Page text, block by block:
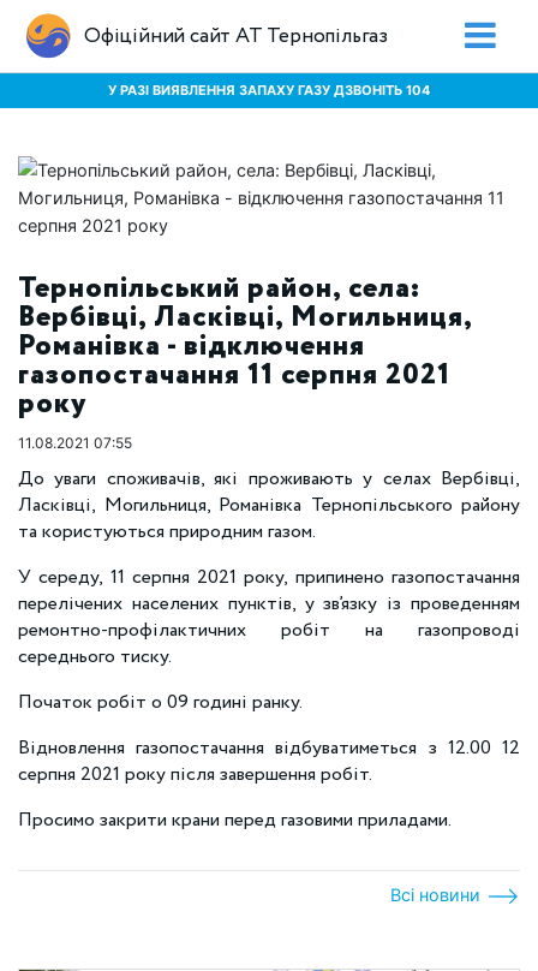
Офіційний сайт АТ Тернопільгаз
У РАЗІ ВИЯВЛЕННЯ ЗАПАХУ ГАЗУ ДЗВОНІТЬ 104
Тернопільський район, села:
Вербівці, Ласківці, Могильниця,
Романівка - відключення
газопостачання 11 серпня 2021
року
11.08.2021 07:55
До уваги споживачів, які проживають у cелах Вербівці,
Ласківці, Могильниця, Романівка Тернопільського району
та користуються природним газом.
У середу, 11 серпня 2021 року, припинено газопостачання
перелічених населених пунктів, у зв’язку із проведенням
ремонтно-профілактичних робіт на газопроводі
середнього тиску.
Початок робіт о 09 годині ранку.
Відновлення газопостачання відбуватиметься з 12.00 12
серпня 2021 року після завершення робіт.
Просимо закрити крани перед газовими приладами.
Всі новини